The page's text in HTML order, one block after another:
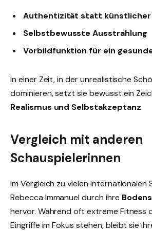
Authentizität statt künstlicher
Selbstbewusste Ausstrahlung
Vorbildfunktion für ein
In einer Zeit, in der unrealistische
dominieren, setzt sie bewusst ein
Realismus und Selbstakzeptanz.
Vergleich mit anderen
Schauspielerinnen
Im Vergleich zu vielen internationalen
Rebecca Immanuel durch ihre
hervor. Während oft extreme Fitness
Eingriffe im Fokus stehen, bleibt sie